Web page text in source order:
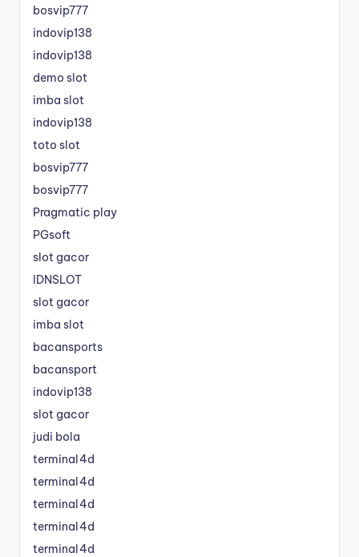
bosvip777
indovip138
indovip138
demo slot
imba slot
indovip138
toto slot
bosvip777
bosvip777
Pragmatic play
PGsoft
slot gacor
IDNSLOT
slot gacor
imba slot
bacansports
bacansport
indovip138
slot gacor
judi bola
terminal4d
terminal4d
terminal4d
terminal4d
terminal4d